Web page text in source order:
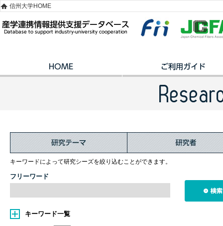
信州大学HOME
キーワードによって研究シーズを絞り込むことができます。
フリーワード
キーワード一覧